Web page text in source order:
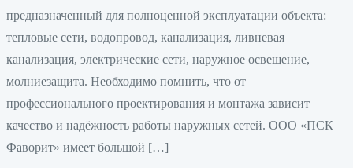
предназначенный для полноценной эксплуатации объекта:
тепловые сети, водопровод, канализация, ливневая
канализация, электрические сети, наружное освещение,
молниезащита. Необходимо помнить, что от
профессионального проектирования и монтажа зависит
качество и надёжность работы наружных сетей. ООО «ПСК
Фаворит» имеет большой […]